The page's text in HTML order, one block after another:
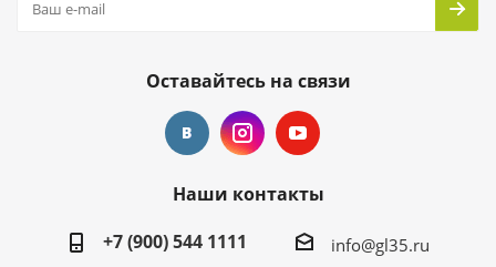
Оставайтесь на связи
Наши контакты
+7 (900) 544 1111
info@gl35.ru